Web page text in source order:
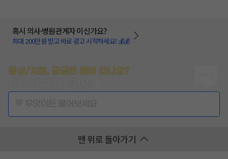
혹시 의사·병원관계자 이신가요?
최대 200만원 받고 바로 광고 시작하세요! 💰💰
증상/치료, 궁금한 점이 있나요?
맨 위로 돌아가기